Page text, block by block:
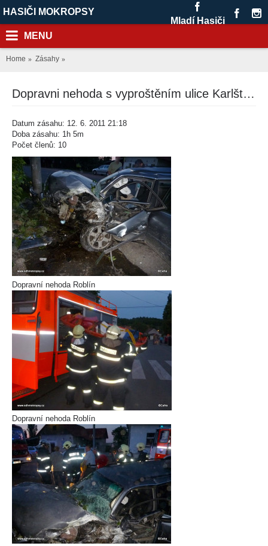
HASIČI MOKROPSY
Mladí Hasiči
MENU
Home Zásahy
Dopravni nehoda s vyproštěním ulice Karlštejnská Roblín
Datum zásahu: 12. 6. 2011 21:18
Doba zásahu: 1h 5m
Počet členů: 10
Dopravní nehoda Roblín
Dopravní nehoda Roblín